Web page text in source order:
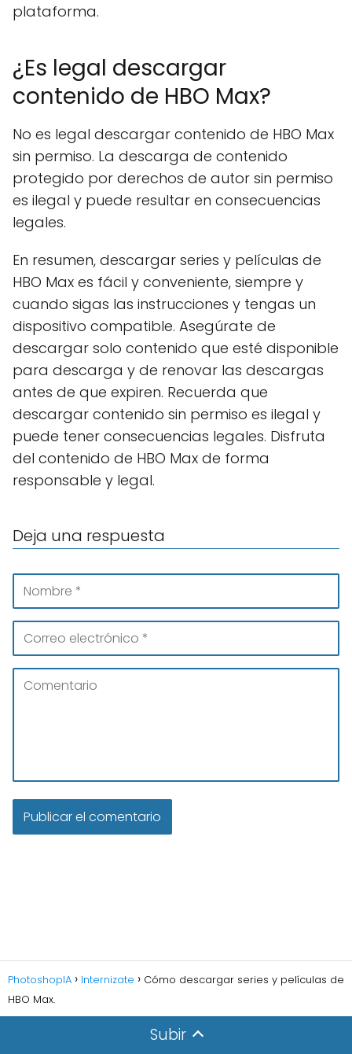
plataforma.
¿Es legal descargar
contenido de HBO Max?
No es legal descargar contenido de HBO Max
sin permiso. La descarga de contenido
protegido por derechos de autor sin permiso
es ilegal y puede resultar en consecuencias
legales.
En resumen, descargar series y películas de
HBO Max es fácil y conveniente, siempre y
cuando sigas las instrucciones y tengas un
dispositivo compatible. Asegúrate de
descargar solo contenido que esté disponible
para descarga y de renovar las descargas
antes de que expiren. Recuerda que
descargar contenido sin permiso es ilegal y
puede tener consecuencias legales. Disfruta
del contenido de HBO Max de forma
responsable y legal.
Deja una respuesta
PhotoshopIA Internizate
Cómo descargar series y películas de
HBO Max.
Subir